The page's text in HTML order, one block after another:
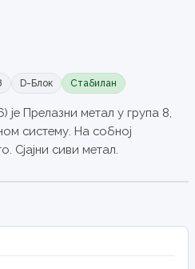
D-Блок Стабилан
је Прелазни метал у група 8,
систему. На собној
Сјајни сиви метал.